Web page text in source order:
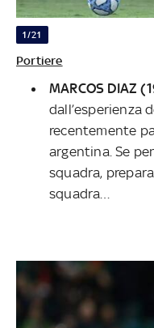
1/21
Portiere
MARCOS DIAZ
dall’esperienza
recentemente
argentina. Se
squadra,
squadra…